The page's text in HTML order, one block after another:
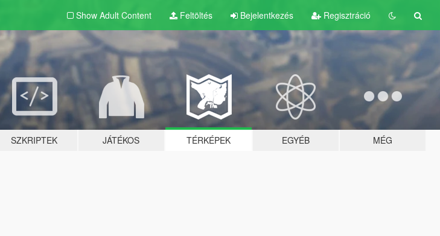
Show Adult Content Feltöltés Bejelentkezés Regisztráció
SZKRIPTEK JÁTÉKOS TÉRKÉPEK EGYÉB MÉG